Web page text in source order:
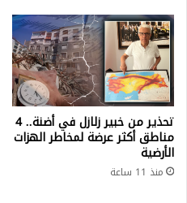
تحذير من خبير زلازل في أضنة.. 4
مناطق أكثر عرضة لمخاطر الهزات
الأرضية
منذ 11 ساعة